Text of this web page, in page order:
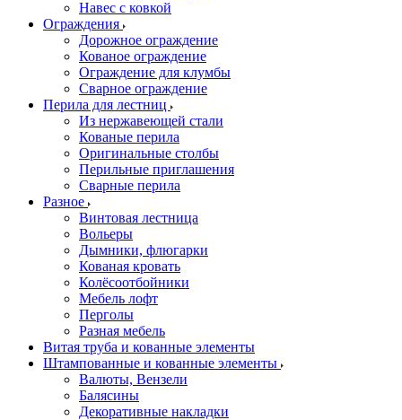
Навес с ковкой
Ограждения
Дорожное ограждение
Кованое ограждение
Ограждение для клумбы
Сварное ограждение
Перила для лестниц
Из нержавеющей стали
Кованые перила
Оригинальные столбы
Перильные приглашения
Сварные перила
Разное
Винтовая лестница
Вольеры
Дымники, флюгарки
Кованая кровать
Колёсоотбойники
Мебель лофт
Перголы
Разная мебель
Витая труба и кованные элементы
Штампованные и кованные элементы
Валюты, Вензели
Балясины
Декоративные накладки